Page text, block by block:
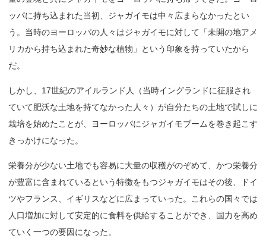
ッパに持ち込まれた当初、ジャガイモは中々広まらなかったとい
う。当時のヨーロッパの人々はジャガイモに対して「未開の地アメ
リカから持ち込まれた奇妙な植物」という印象を持っていたから
だ。
しかし、17世紀のアイルランド人（当時イングランドに征服され
ていて肥沃な土地を持てなかった人々）が自分たちの土地で試しに
栽培を始めたことが、ヨーロッパにジャガイモブームを巻き起こす
きっかけになった。
栄養分が少ない土地でも容易に大量の収穫がのぞめて、かつ栄養分
が豊富に含まれているという特徴をもつジャガイモはその後、ドイ
ツやフランス、イギリスなどに広まっていった。これらの国々では
人口増加に対して安定的に食料を供給することができ、国力を高め
ていく一つの要因になった。